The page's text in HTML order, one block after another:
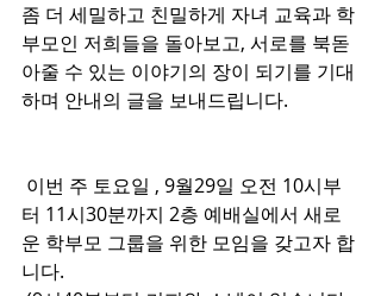
좀 더 세밀하고 친밀하게 자녀 교육과 학
부모인 저희들을 돌아보고, 서로를 북돋
아줄 수 있는 이야기의 장이 되기를 기대
하며 안내의 글을 보내드립니다.
터 11시30분까지 2층 예배실에서 새로
운 학부모 그룹을 위한 모임을 갖고자 합
니다.